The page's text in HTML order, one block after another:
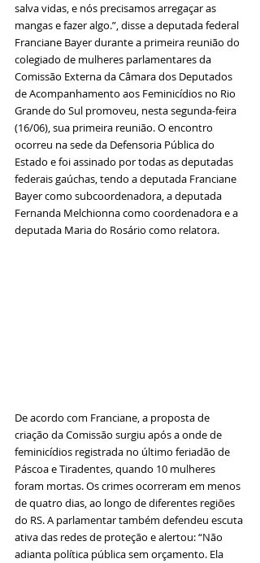
salva vidas, e nós precisamos arregaçar as
mangas e fazer algo.”, disse a deputada federal
Franciane Bayer durante a primeira reunião do
colegiado de mulheres parlamentares da
Comissão Externa da Câmara dos Deputados
de Acompanhamento aos Feminicídios no Rio
Grande do Sul promoveu, nesta segunda-feira
(16/06), sua primeira reunião. O encontro
ocorreu na sede da Defensoria Pública do
Estado e foi assinado por todas as deputadas
federais gaúchas, tendo a deputada Franciane
Bayer como subcoordenadora, a deputada
Fernanda Melchionna como coordenadora e a
deputada Maria do Rosário como relatora.
De acordo com Franciane, a proposta de
criação da Comissão surgiu após a onde de
feminicídios registrada no último feriadão de
Páscoa e Tiradentes, quando 10 mulheres
foram mortas. Os crimes ocorreram em menos
de quatro dias, ao longo de diferentes regiões
do RS. A parlamentar também defendeu escuta
ativa das redes de proteção e alertou: “Não
adianta política pública sem orçamento. Ela